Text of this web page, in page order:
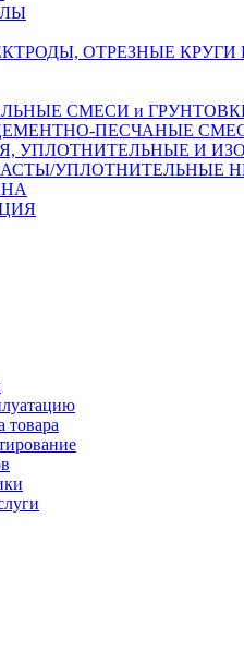
ОТРЕЗНЫЕ
СМЕСИ и
ПЕСЧАНЫЕ
УПЛОТНИТЕЛЬНЫЕ И
УПЛОТНИТЕЛЬНЫЕ
товара